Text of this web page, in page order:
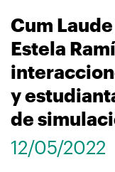
Cum
Estela
y
de
12/05/2022